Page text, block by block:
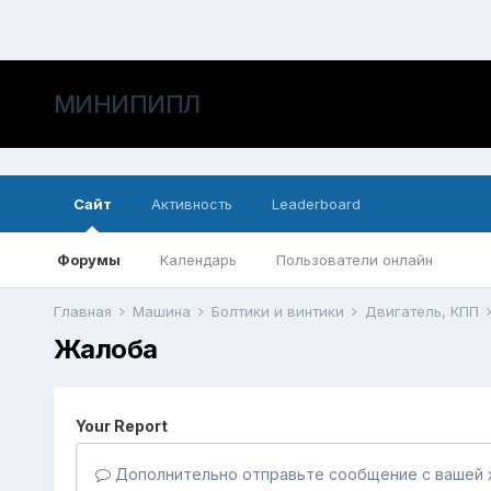
МИНИПИПЛ
Сайт
Форумы Календарь Пользователи онлайн
Активность Leaderboard
Главная Машина Болтики и винтики Двигатель, КПП
Жалоба
Your Report
Дополнительно отправьте сообщение с вашей